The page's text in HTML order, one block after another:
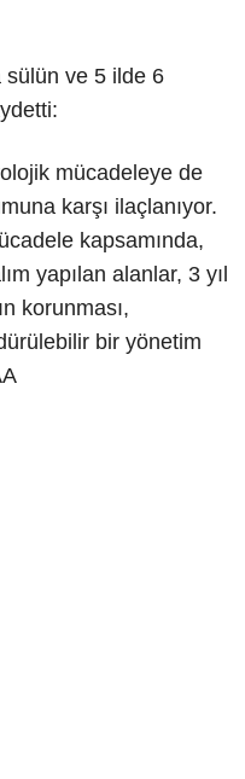
sülün ve 5 ilde 6
mücadeleye de
karşı ilaçlanıyor.
kapsamında,
yapılan alanlar, 3 yıl
korunması,
bir yönetim